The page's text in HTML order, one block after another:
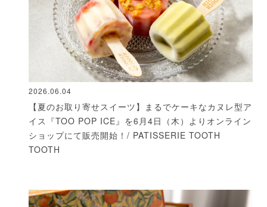
2026.06.04
【夏のお取り寄せスイーツ】まるでケーキなカヌレ型ア
イス『TOO POP ICE』を6月4日（木）よりオンライン
ショップにて販売開始！/ PATISSERIE TOOTH
TOOTH